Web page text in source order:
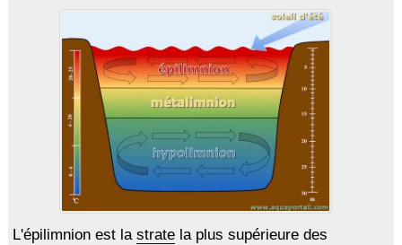
L'épilimnion est la stratela plus supérieure des